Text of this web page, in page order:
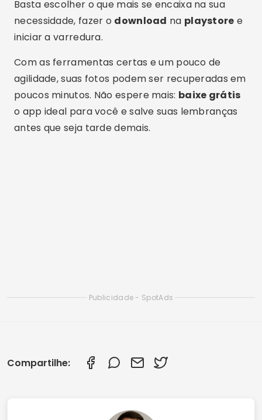
Artigos Relacionados
Apagadas: Guia Completo 2025